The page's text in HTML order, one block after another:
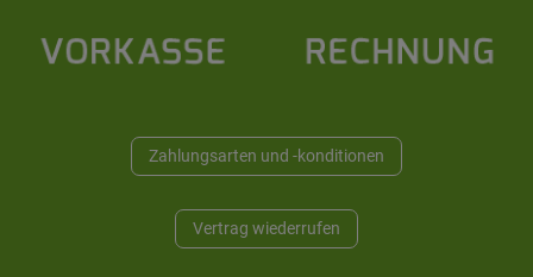
Zahlungsarten und -konditionen
Vertrag wiederrufen